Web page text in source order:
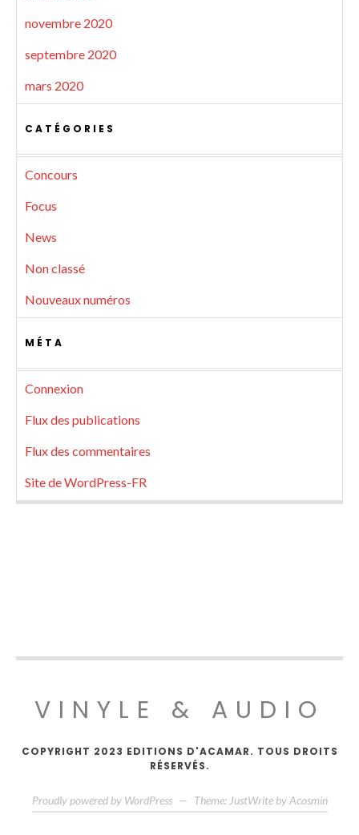
novembre 2020
septembre 2020
mars 2020
CATÉGORIES
Concours
Focus
News
Non classé
Nouveaux numéros
MÉTA
Connexion
Flux des publications
Flux des commentaires
Site de WordPress-FR
VINYLE & AUDIO
COPYRIGHT 2023 EDITIONS D'ACAMAR. TOUS DROITS
RÉSERVÉS.
Proudly powered by WordPress — Theme: JustWrite by Acosmin